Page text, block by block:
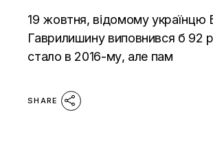
19 жовтня, відомому українцю
Гаврилишину виповнився б 92
стало в 2016-му, але пам
SHARE